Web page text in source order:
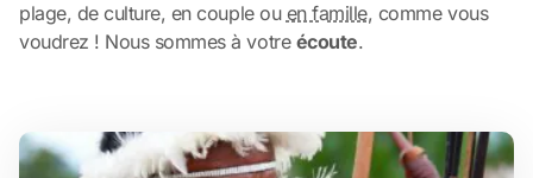
plage, de culture, en couple ou en famille, comme vous
voudrez ! Nous sommes à votre écoute.